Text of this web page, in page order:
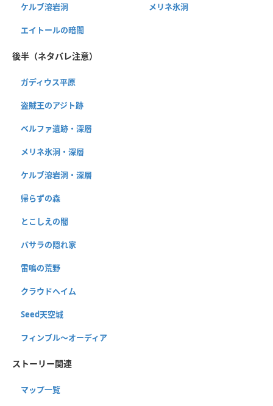
ケルブ溶岩洞 メリネ氷洞
エイトールの暗闇
後半（ネタバレ注意）
ガディウス平原
盗賊王のアジト跡
ベルファ遺跡・深層
メリネ氷洞・深層
ケルブ溶岩洞・深層
帰らずの森
とこしえの闇
バサラの隠れ家
雷鳴の荒野
クラウドヘイム
Seed天空城
フィンブル〜オーディア
ストーリー関連
マップ一覧